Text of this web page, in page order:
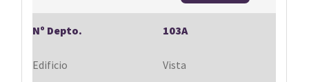
103A
Vista